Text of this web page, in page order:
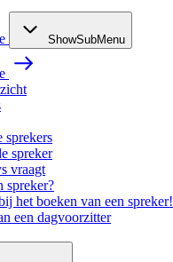
ShowSubMenu
sprekers
spreker
vraagt
spreker?
het boeken van een spreker!
een dagvoorzitter